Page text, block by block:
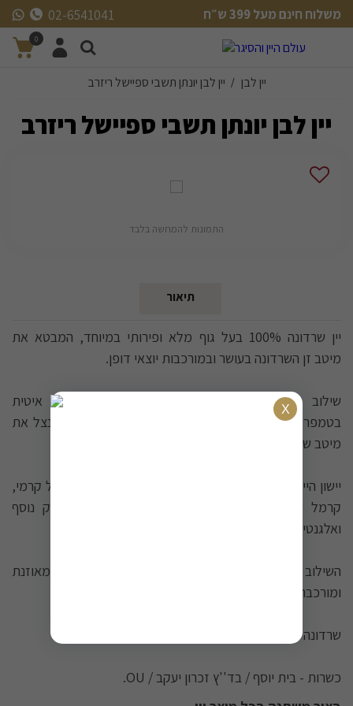
משלוח חינם מעל 399 ש״ח
משלוח חינם מעל 399 ש״ח
02-6541041
0
יין לבן / יין לבן יונתן תשבי ספיישל ריזרב
יין לבן יונתן תשבי ספיישל ריזרב
התמונות להמחשה בלבד
תיאור
יין שרדונה 100% בעל גוף מלא ופירותי במיוחד, המבטא את
מיטב זן השרדונה בעושר ובמורכבות יוצאי דופן.
שילוב ייחודי של תסיסה בחביות עץ אלון ותסיסה איטית
בטמפרטורה נמוכה במיכל נירוסטה - גישה המאפשרת לנצל את
מיטב שני העולמות ליצירת מורכבות מקסימלית.
יישון היין בחביות עץ אלון הקנה לו ניחוחות מפתים של וניל קרמי,
קרמל עשיר ודבש טבעי - נגיעות המעניקות ליין עומק נוסף
ואלגנטיות מובהקת.
השילוב של הפירותיות הטבעית עם עושר העץ יוצר שרדונה מאוזנת
ומורכבת.
שרדונה פרימיום - פירות ועץ בהרמוניה.
כשרות - בית יוסף / בד''ץ זכרון יעקב / OU.